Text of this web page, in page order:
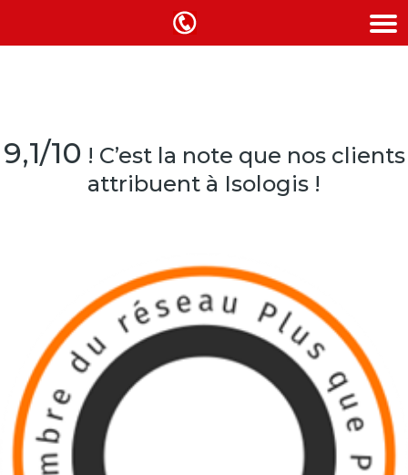
9,1/10 ! C’est la note que nos clients
attribuent à Isologis !